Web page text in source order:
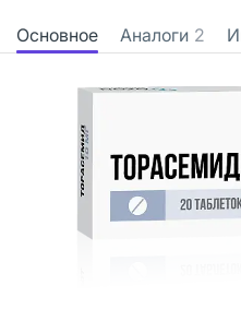
Основное Аналоги 2